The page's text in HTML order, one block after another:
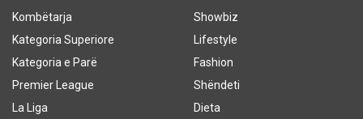
Kombëtarja
Kategoria Superiore
Kategoria e Parë
Premier League
La Liga
Showbiz
Lifestyle
Fashion
Shëndeti
Dieta